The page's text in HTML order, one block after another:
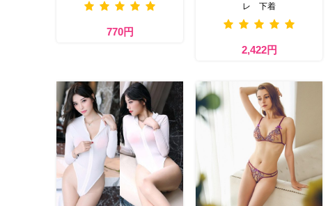
770円
レ 下着
2,422円